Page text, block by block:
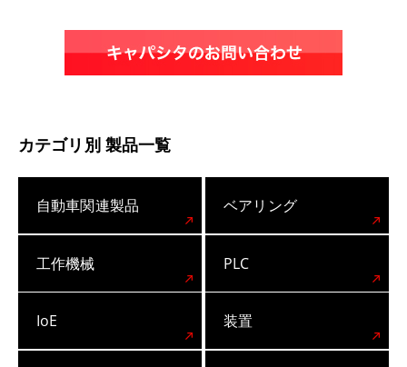
カテゴリ別 製品一覧
自動車関連製品 ベアリング
工作機械 PLC
IoE 装置